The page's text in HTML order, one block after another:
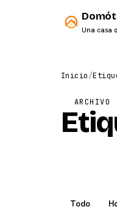
Una casa
Inicio/
ARCHIVO
Todo